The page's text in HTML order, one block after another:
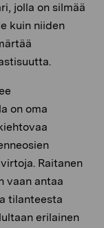
jolla on silmää
kuin niiden
on oma
Raitanen
vaan antaa
tilanteesta
erilainen